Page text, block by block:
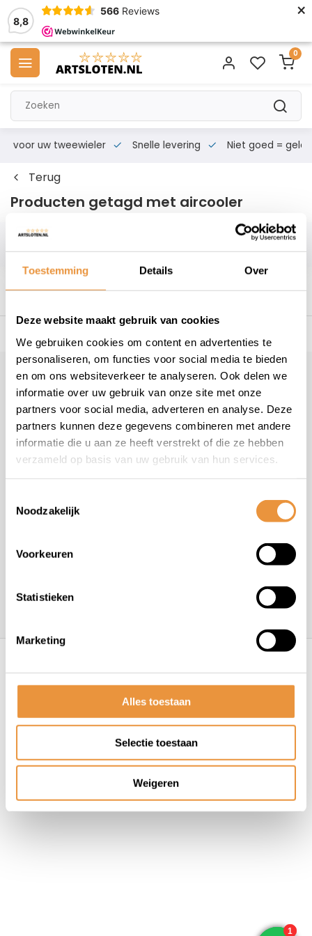
Toestemming Details Over
Deze website maakt gebruik van cookies
We gebruiken cookies om content en advertenties te
personaliseren, om functies voor social media te bieden
en om ons websiteverkeer te analyseren. Ook delen we
informatie over uw gebruik van onze site met onze
partners voor social media, adverteren en analyse. Deze
partners kunnen deze gegevens combineren met andere
informatie die u aan ze heeft verstrekt of die ze hebben
verzameld op basis van uw gebruik van hun services.
Noodzakelijk
Voorkeuren
Statistieken
Marketing
Alles toestaan
Selectie toestaan
Weigeren
8,8
566 Reviews ×
0
voor uw tweewieler Snelle levering Niet goed = geld
Terug
Producten getagd met aircooler
Filters
Klantenservice
Veelgestelde vragen
+31 78 780 2330
info@artsloten.nl
Algemene voorwaarden Disclaimer
Privacy
Policy
Sitemap